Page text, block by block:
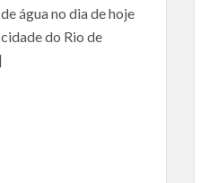
água no dia de hoje
do Rio de